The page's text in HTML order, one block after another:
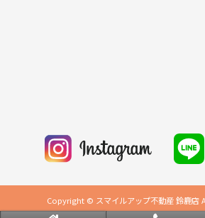
Copyright © スマイルアップ不動産 鈴鹿店
powered by 不動産クラウドオ